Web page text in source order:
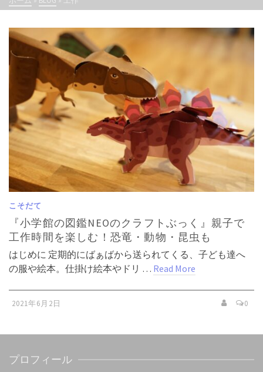
こそだて
『小学館の図鑑NEOのクラフトぶっく』親子で
工作時間を楽しむ！恐竜・動物・昆虫も
はじめに 定期的にばぁばから送られてくる、子ども達へ
の服や絵本。仕掛け絵本やドリ … Read More
2021年6月2日 0
プロフィール